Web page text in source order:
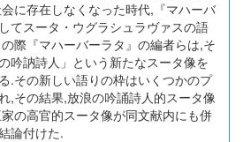
に存在しなくなった時代,『マハーバ
てスータ・ウグラシュラヴァスの語
際『マハーバーラタ』の編者らは,そ
吟訥詩人」という新たなスータ像を
.その新しい語りの枠はいくつかのプ
,その結果,放浪の吟誦詩人的スータ像
の高官的スータ像が同文献内にも併
論付けた.